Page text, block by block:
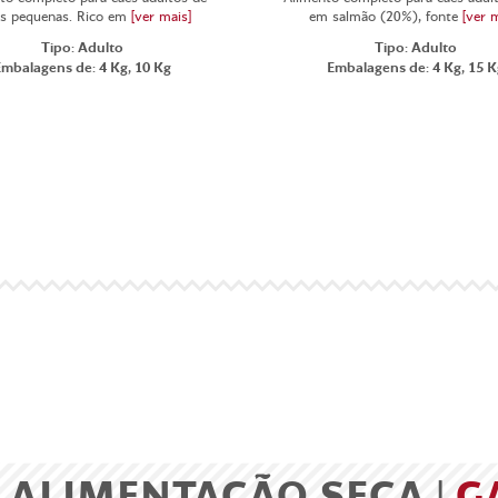
pequenas. Rico em [ver mais]
Tipo: Adulto
de: 4 Kg, 10 Kg
em salmão (20%), fonte [ver
Tipo: Adulto
Embalagens de: 4 Kg, 15